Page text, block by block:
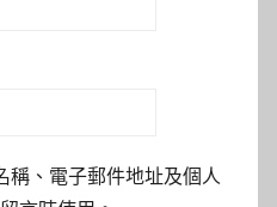
稱、電子郵件地址及個人